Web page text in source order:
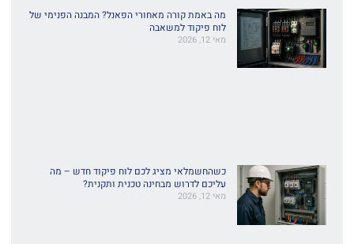
מה באמת קורה מאחורי הפאנל? המבנה הפנימי של
לוח פיקוד למשאבה
מאי 12, 2026
כשהחשמלאי מציג לכם לוח פיקוד חדש – מה
עליכם לדרוש מבחינה טכנית ותקנית?
מאי 12, 2026